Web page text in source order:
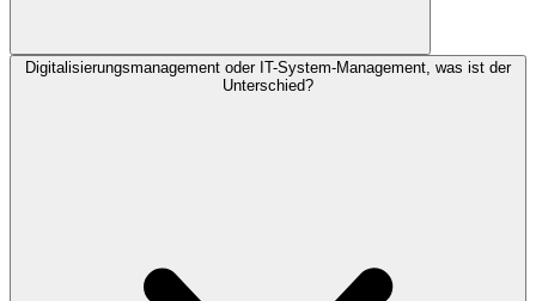
Digitalisierungsmanagement oder IT-System-Management, was ist der
Unterschied?